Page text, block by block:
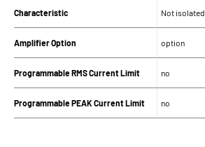
Characteristic
Amplifier Option
Programmable RMS Current Limit
Programmable PEAK Current Limit
Not isolated
option
no
no